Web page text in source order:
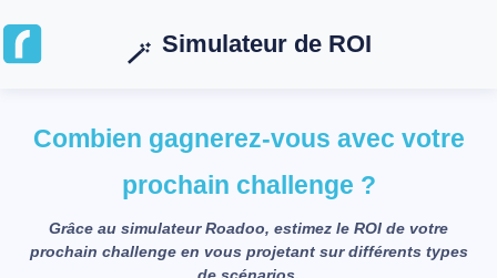
🪄 Simulateur de ROI
Combien gagnerez-vous avec votre
prochain challenge ?
Grâce au simulateur Roadoo, estimez le ROI de votre
prochain challenge en vous projetant sur différents types